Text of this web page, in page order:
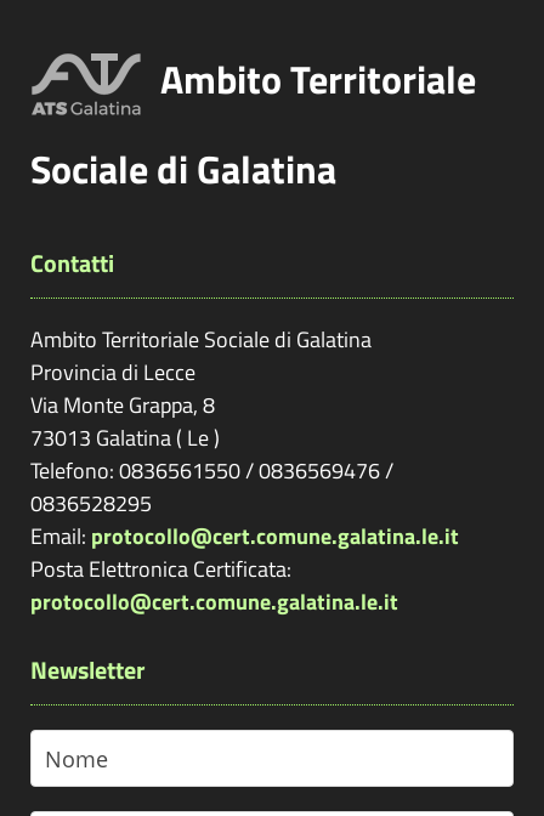
Ambito Territoriale
Sociale di Galatina
Contatti
Ambito Territoriale Sociale di Galatina
Provincia di Lecce
Via Monte Grappa, 8
73013 Galatina( Le)
Telefono: 0836561550 / 0836569476 /
0836528295
Email: protocollo@cert.comune.galatina.le.it
Posta Elettronica Certificata:
protocollo@cert.comune.galatina.le.it
Newsletter